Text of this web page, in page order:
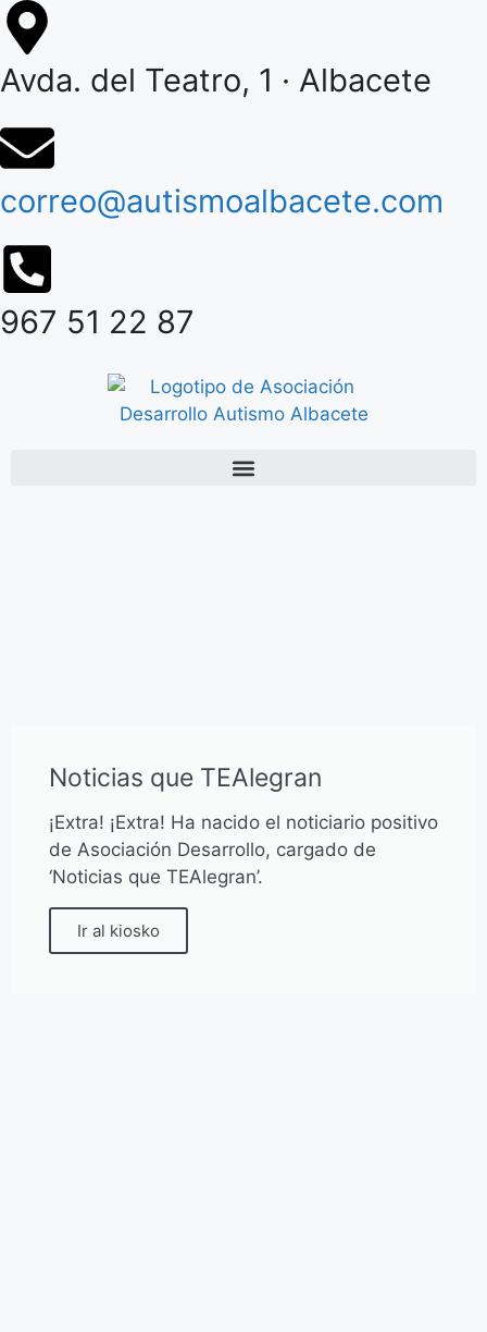
Avda. del Teatro, 1 · Albacete
correo@autismoalbacete.com
967 51 22 87
Noticias que TEAlegran
¡Extra! ¡Extra! Ha nacido el noticiario positivo
de Asociación Desarrollo, cargado de
‘Noticias que TEAlegran’.
Ir al kiosko